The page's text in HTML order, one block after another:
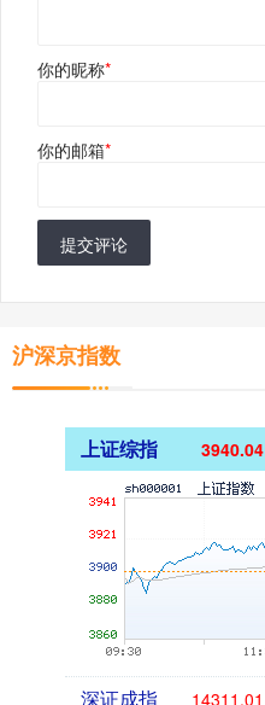
你的昵称*
你的邮箱*
提交评论
沪深京指数
上证综指 3940.04
深证成指 14311.01